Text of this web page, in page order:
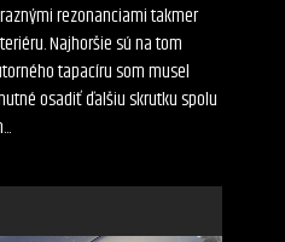
rezonanciami takmer
Najhoršie sú na tom
tapacíru som musel
osadiť ďalšiu skrutku spolu